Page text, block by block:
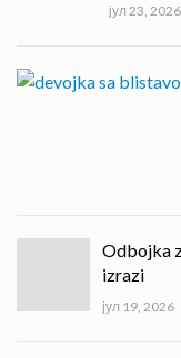
јул 23, 2026
Odbojka
izrazi
јул 19, 2026